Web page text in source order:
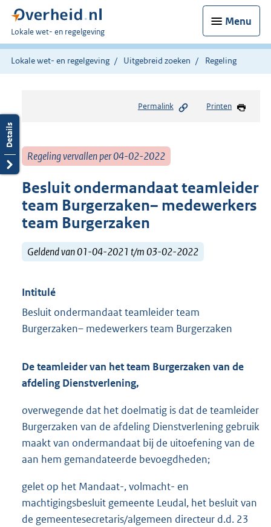
Menu
U
bent
hier:
Lokale wet- en regelgeving
Lokale wet- en regelgeving Uitgebreid zoeken Regeling
Permalink Printen
Regeling vervallen per 04-02-2022
Besluit ondermandaat teamleider
team Burgerzaken– medewerkers
team Burgerzaken
Geldend van 01-04-2021 t/m 03-02-2022
Intitulé
Besluit ondermandaat teamleider team
Burgerzaken– medewerkers team Burgerzaken
De teamleider van het team Burgerzaken van de
afdeling Dienstverlening,
overwegende dat het doelmatig is dat de teamleider
Burgerzaken van de afdeling Dienstverlening gebruik
maakt van ondermandaat bij de uitoefening van de
aan hem gemandateerde bevoegdheden;
gelet op het Mandaat-, volmacht- en
machtigingsbesluit gemeente Leudal, het besluit van
de gemeentesecretaris/algemeen directeur d.d. 23